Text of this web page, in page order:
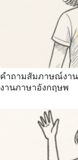
คําถามสัมภาษณ์งา
งานภาษาอังกฤษพ